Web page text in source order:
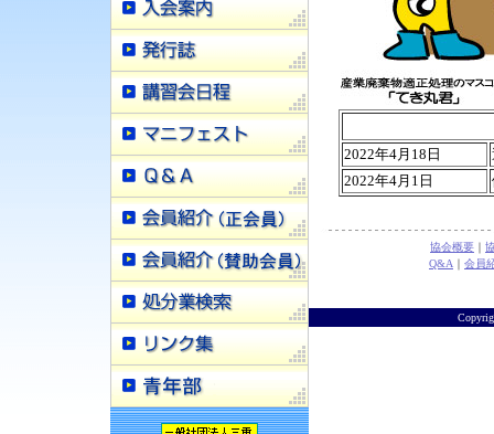
2022年4月18日
2022年4月1日
協会概要 ｜
Q&A ｜ 会員